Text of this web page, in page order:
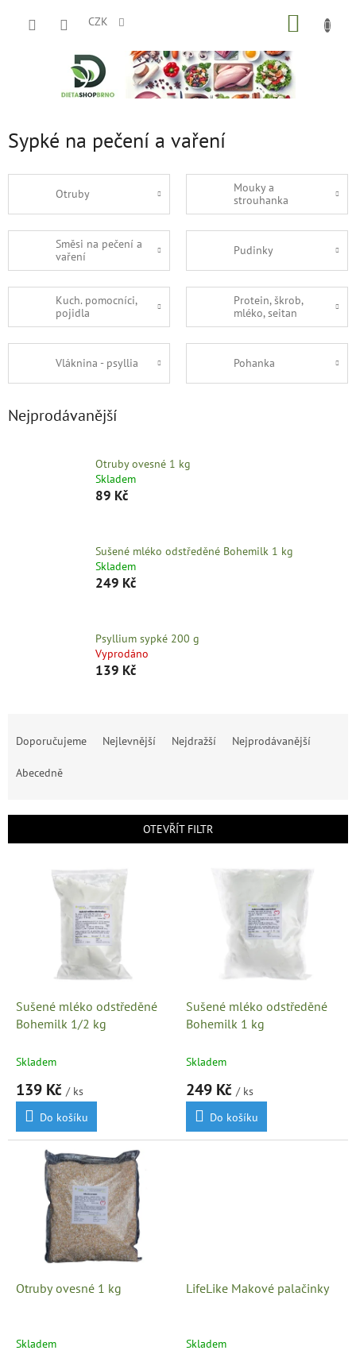
CZK
Sypké na pečení a vaření
Otruby
Mouky a
strouhanka
Směsi na pečení a
vaření
Pudinky
Kuch. pomocníci,
pojidla
Protein, škrob,
mléko, seitan
Vláknina - psyllia Pohanka
Nejprodávanější
Otruby ovesné 1 kg
Skladem
89 Kč
Sušené mléko odstředěné Bohemilk 1 kg
Skladem
249 Kč
Psyllium sypké 200 g
Vyprodáno
139 Kč
í
r
Doporučujeme Nejlevnější Nejdražší Nejprodávanější
Abecedně
OTEVŘÍT FILTR
Sušené mléko odstředěné
Bohemilk 1/2 kg
Skladem
139 Kč / ks
Do košíku
Sušené mléko odstředěné
Bohemilk 1 kg
Skladem
249 Kč / ks
Do košíku
Otruby ovesné 1 kg
Skladem
LifeLike Makové palačinky
Skladem